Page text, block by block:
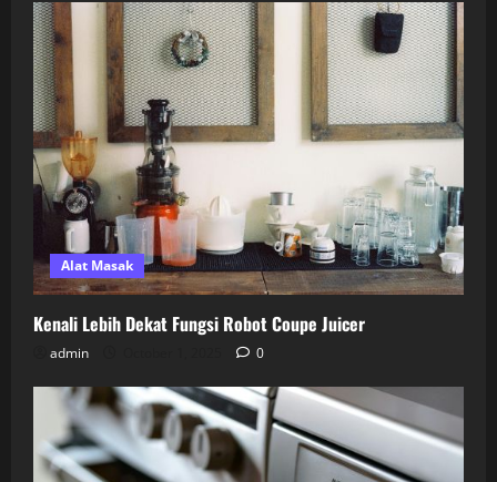
Alat Masak
Kenali Lebih Dekat Fungsi Robot Coupe Juicer
admin 0